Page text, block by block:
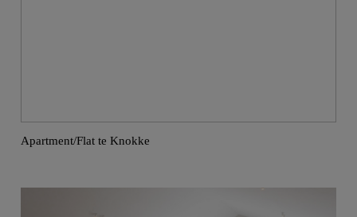
Apartment/Flat te Knokke